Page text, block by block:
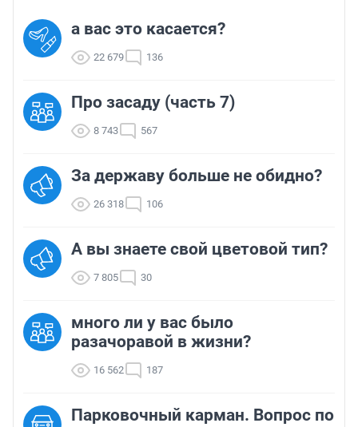
а вас это касается?
22 679 136
Про засаду (часть 7)
8 743 567
За державу больше не обидно?
26 318 106
А вы знаете свой цветовой тип?
7 805 30
много ли у вас было
разачоравой в жизни?
16 562 187
Парковочный карман. Вопрос по